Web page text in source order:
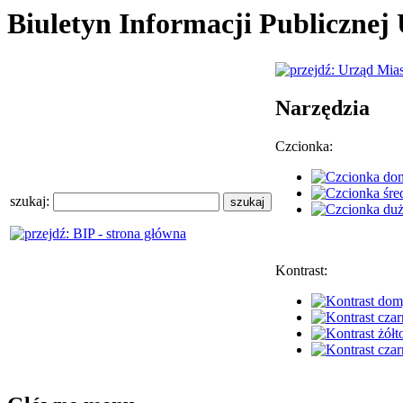
Biuletyn Informacji Publicznej
szukaj:
Narzędzia
Czcionka:
Kontrast: